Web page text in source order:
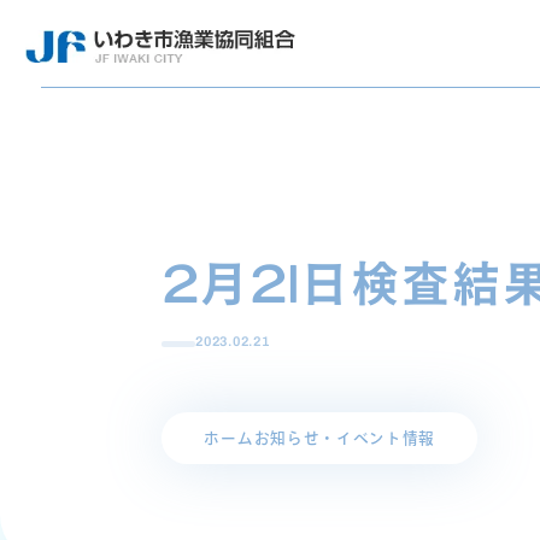
2月21日検査結
2023.02.21
ホーム お知らせ・イベント情報